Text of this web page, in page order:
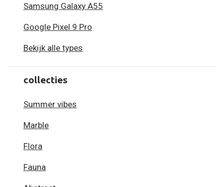
Samsung Galaxy A55
Google Pixel 9 Pro
Bekijk alle types
collecties
Summer vibes
Marble
Flora
Fauna